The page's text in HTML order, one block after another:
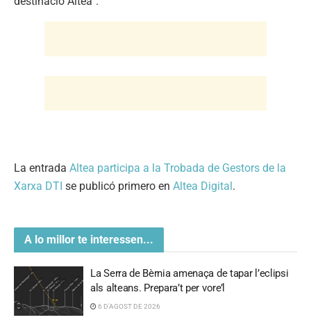
La entrada Altea participa a la Trobada de Gestors de la
Xarxa DTI se publicó primero en Altea Digital.
A lo millor te interessen...
La Serra de Bèrnia amenaça de tapar l’eclipsi
als alteans. Prepara’t per vore’l
6 D'AGOST DE 2026